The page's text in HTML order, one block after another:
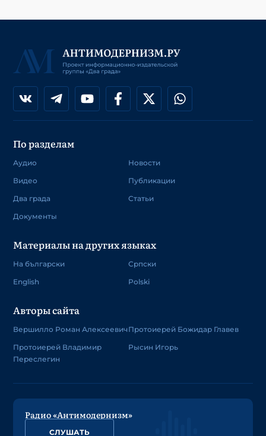
По разделам
Аудио
Видео
Два града
Документы
Новости
Публикации
Статьи
Материалы на других языках
На български
English
Српски
Polski
Авторы сайта
Вершилло Роман Алексеевич
Протоиерей Владимир
Переслегин
Протоиерей Божидар Главев
Рысин Игорь
Радио «Антимодернизм»
СЛУШАТЬ